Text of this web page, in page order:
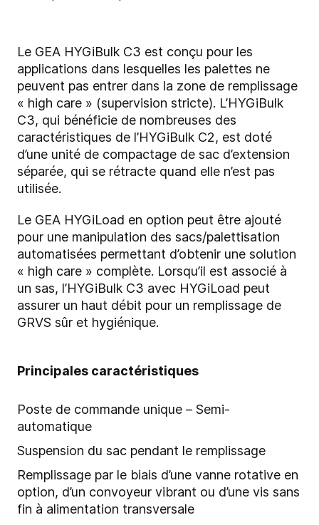
Le GEA HYGiBulk C3 est conçu pour les
applications dans lesquelles les palettes ne
peuvent pas entrer dans la zone de remplissage
« high care » (supervision stricte). L’HYGiBulk
C3, qui bénéficie de nombreuses des
caractéristiques de l’HYGiBulk C2, est doté
d’une unité de compactage de sac d’extension
séparée, qui se rétracte quand elle n’est pas
utilisée.
Le GEA HYGiLoad en option peut être ajouté
pour une manipulation des sacs/palettisation
automatisées permettant d’obtenir une solution
« high care » complète. Lorsqu’il est associé à
un sas, l’HYGiBulk C3 avec HYGiLoad peut
assurer un haut débit pour un remplissage de
GRVS sûr et hygiénique.
Principales caractéristiques
Poste de commande unique – Semi-
automatique
Suspension du sac pendant le remplissage
Remplissage par le biais d’une vanne rotative en
option, d’un convoyeur vibrant ou d’une vis sans
fin à alimentation transversale